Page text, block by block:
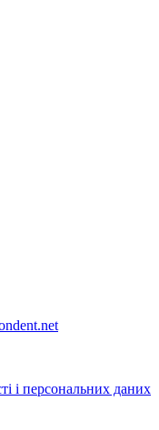
і персональних даних